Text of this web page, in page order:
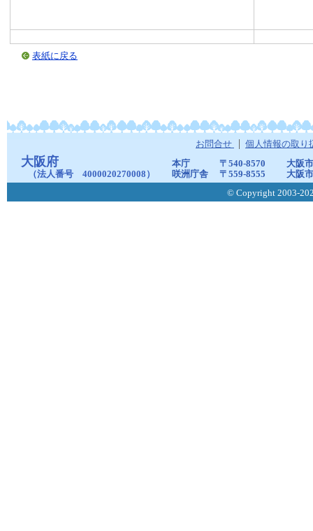
表紙に戻る
お問合せ 個人情報の取り
大阪府
（法人番号 4000020270008）
本庁 〒540-8570
大阪
咲洲庁舎
〒559-8555
大阪
© Copyright 2003-